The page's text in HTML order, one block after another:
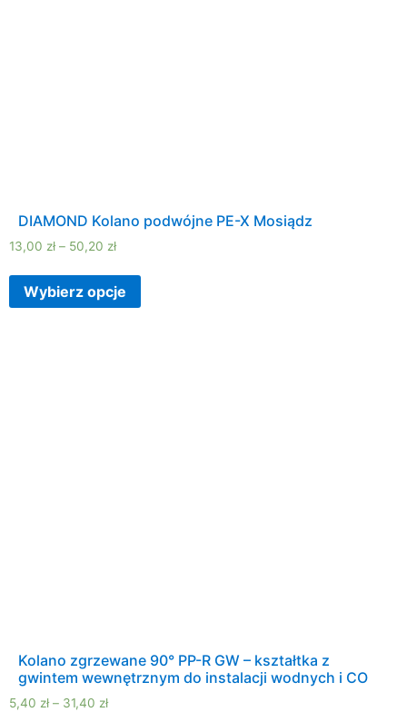
DIAMOND Kolano podwójne PE-X Mosiądz
13,00 zł – 50,20 zł
Wybierz opcje
Kolano zgrzewane 90° PP-R GW – kształtka z
gwintem wewnętrznym do instalacji wodnych i CO
5,40 zł – 31,40 zł